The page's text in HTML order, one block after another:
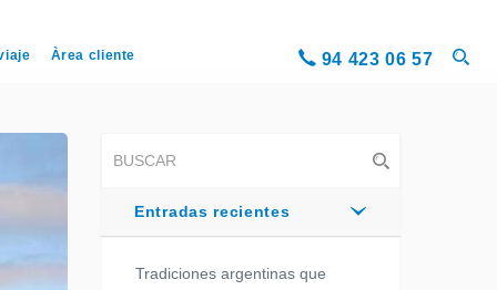
Àrea cliente 94 423 06 57
Entradas recientes
Tradiciones argentinas que